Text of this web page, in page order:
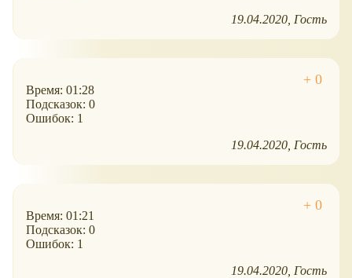
19.04.2020 Гость
Время: 01:28
Подсказок: 0
Ошибок: 1
19.04.2020 Гость
Время: 01:21
Подсказок: 0
Ошибок: 1
19.04.2020 Гость